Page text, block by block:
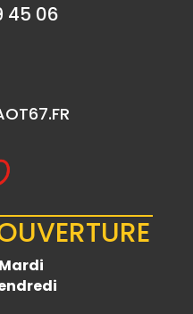
45 06